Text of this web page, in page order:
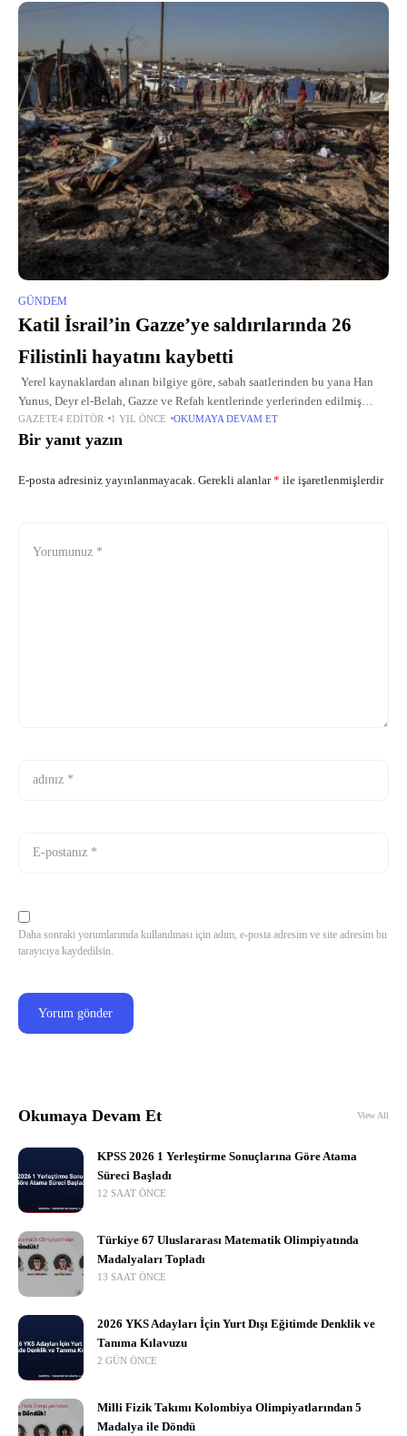
GÜNDEM
Katil İsrail’in Gazze’ye saldırılarında 26
Filistinli hayatını kaybetti
Yerel kaynaklardan alınan bilgiye göre, sabah saatlerinden bu yana Han
Yunus, Deyr el-Belah, Gazze ve Refah kentlerinde yerlerinden edilmiş
sivillerin kaldığı çadırlar, evler ve araçlar, İsrail’e ait insansız hava
GAZETE4 EDITÖR 1 YIL ÖNCE OKUMAYA DEVAM ET
Bir yanıt yazın
E-posta adresiniz yayınlanmayacak. Gerekli alanlar* ile işaretlenmişlerdir
Daha sonraki yorumlarımda kullanılması için adım, e-posta adresim ve site adresim bu
tarayıcıya kaydedilsin.
Okumaya Devam Et View All
KPSS 2026 1 Yerleştirme Sonuçlarına Göre Atama
Süreci Başladı
12 SAAT ÖNCE
Türkiye 67 Uluslararası Matematik Olimpiyatında
Madalyaları Topladı
13 SAAT ÖNCE
2026 YKS Adayları İçin Yurt Dışı Eğitimde Denklik ve
Tanıma Kılavuzu
2 GÜN ÖNCE
Milli Fizik Takımı Kolombiya Olimpiyatlarından 5
Madalya ile Döndü